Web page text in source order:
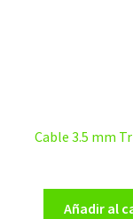
Cable 3.5 mm
Añadir al